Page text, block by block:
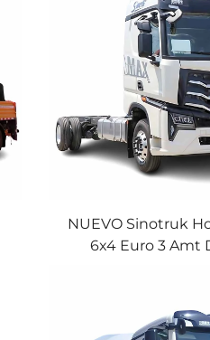
NUEVO Sinotruk
6x4 Euro 3 Amt
Venta